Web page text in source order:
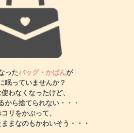
ったバッグ・かばんが
眠っていませんか？
わなくなったけど、
から捨てられない・・・
リをかぶって、
まなのもかわいそう・・・